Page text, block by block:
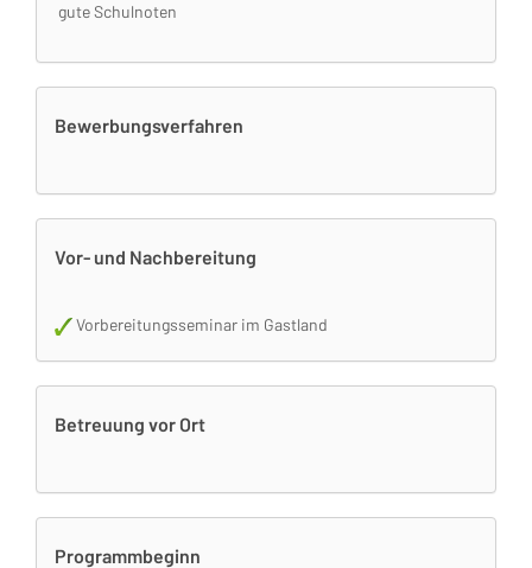
gute Schulnoten
Bewerbungsverfahren
Vor- und Nachbereitung
Vorbereitungsseminar im Gastland
Betreuung vor Ort
Programmbeginn